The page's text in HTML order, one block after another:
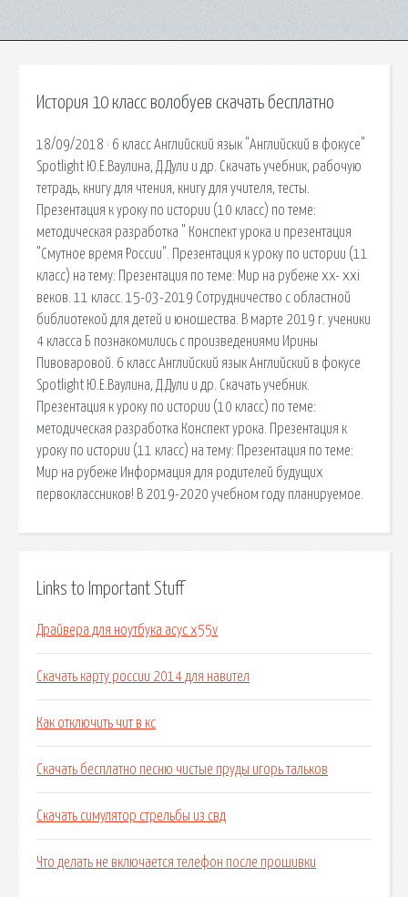
История 10 класс волобуев скачать бесплатно
18/09/2018 · 6 класс Английский язык "Английский в фокусе"
Spotlight Ю.Е.Ваулина, Д.Дули и др. Скачать учебник, рабочую
тетрадь, книгу для чтения, книгу для учителя, тесты.
Презентация к уроку по истории (10 класс) по теме:
методическая разработка " Конспект урока и презентация
"Смутное время России". Презентация к уроку по истории (11
класс) на тему: Презентация по теме: Мир на рубеже xx- xxi
веков. 11 класс. 15-03-2019 Сотрудничество с областной
библиотекой для детей и юношества. В марте 2019 г. ученики
4 класса Б познакомились с произведениями Ирины
Пивоваровой. 6 класс Английский язык Английский в фокусе
Spotlight Ю.Е.Ваулина, Д.Дули и др. Скачать учебник.
Презентация к уроку по истории (10 класс) по теме:
методическая разработка Конспект урока. Презентация к
уроку по истории (11 класс) на тему: Презентация по теме:
Мир на рубеже Информация для родителей будущих
первоклассников! В 2019-2020 учебном году планируемое.
Links to Important Stuff
Драйвера для ноутбука асус x55v
Скачать карту россии 2014 для навител
Как отключить чит в кс
Скачать бесплатно песню чистые пруды игорь тальков
Скачать симулятор стрельбы из свд
Что делать не включается телефон после прошивки